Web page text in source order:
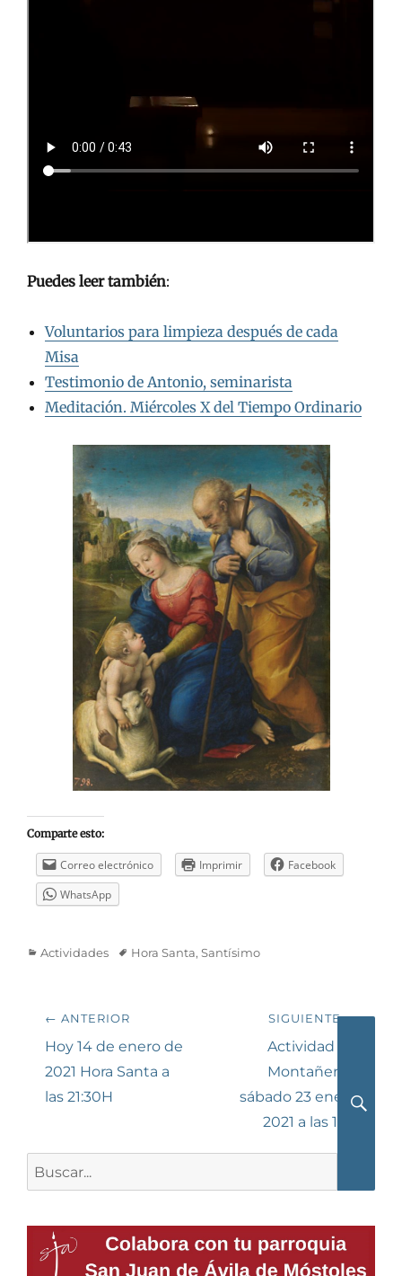
Puedes leer también:
Voluntarios para limpieza después de cada
Misa
Testimonio de Antonio, seminarista
Meditación. Miércoles X del Tiempo Ordinario
Comparte esto:
Correo electrónico Imprimir
Facebook
WhatsApp
Categorías
Actividades Etiquetas
Hora Santa, Santísimo
Navegación
de
entradas
← ANTERIOR
Entrada
anterior:
Hoy 14 de enero de
2021 Hora Santa a
las 21:30H
SIGUIENTE →
Siguiente
entrada:
Actividad de
Montañeros,
sábado 23 enero
2021 a las 13H